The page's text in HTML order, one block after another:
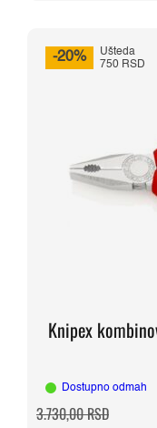
-20%
Ušteda
750 RSD
Knipex
Dostupno odmah
3.730,00RSDcena
Trenutna
cena